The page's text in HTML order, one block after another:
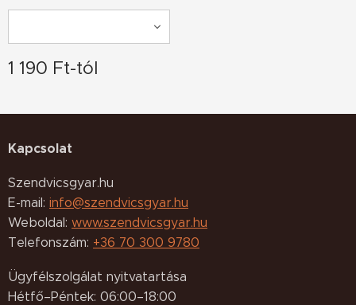
1 190 Ft-tól
Kapcsolat
Szendvicsgyar.hu
E-mail: info@szendvicsgyar.hu
Weboldal: www.szendvicsgyar.hu
Telefonszám: +36 70 300 9780
Ügyfélszolgálat nyitvatartása
Hétfő–Péntek: 06:00–18:00